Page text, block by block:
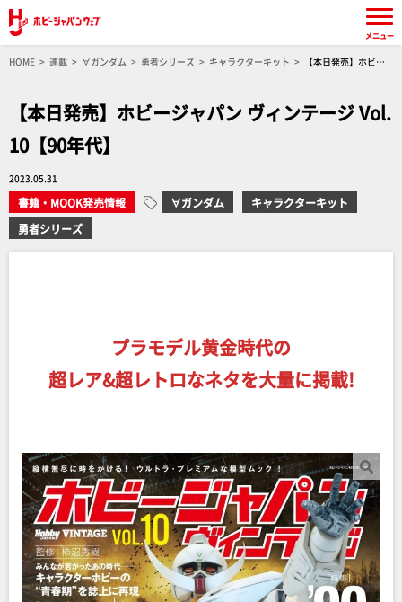
HOME 連載 ∀ガンダム 勇者シリーズ キャラクターキット
【本日発売】ホビー
【本日発売】ホビージャパン ヴィンテージ Vol.
10【90年代】
2023.05.31
書籍・MOOK発売情報 ∀ガンダム
キャラクターキット
勇者シリーズ
プラモデル黄金時代の
超レア&超レトロなネタを大量に掲載!
メニュー